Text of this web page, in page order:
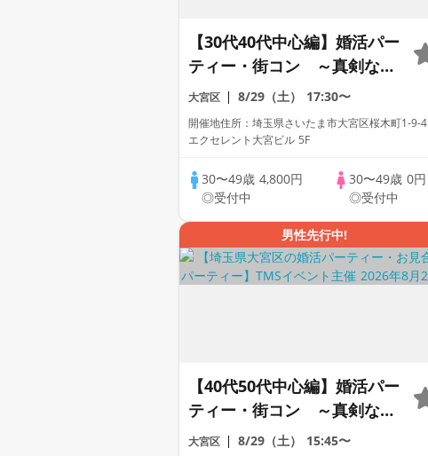
【30代40代中心編】婚活パー
ティー・街コン ～真剣な出
会い～
大宮区 8/29（土） 17:30〜
開催地住所：埼玉県さいたま市大宮区桜木町1-9-4
エクセレント大宮ビル 5F
30〜49歳 4,800円
◎受付中
30〜49歳 0円
◎受付中
男性先行中!
【40代50代中心編】婚活パー
ティー・街コン ～真剣な出
会い～
大宮区 8/29（土） 15:45〜